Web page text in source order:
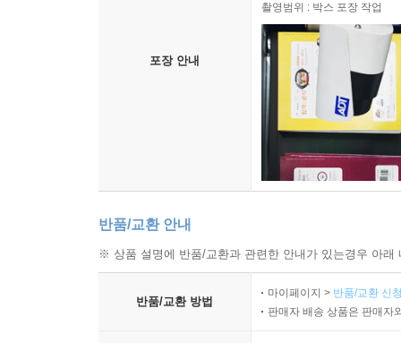
포장 안내
촬영범위 : 박스 포장 작업
반품/교환 안내
※ 상품 설명에 반품/교환과 관련한 안내가 있는경우 아
반품/교환 방법
마이페이지 > 반품/교환 신
판매자 배송 상품은 판매자